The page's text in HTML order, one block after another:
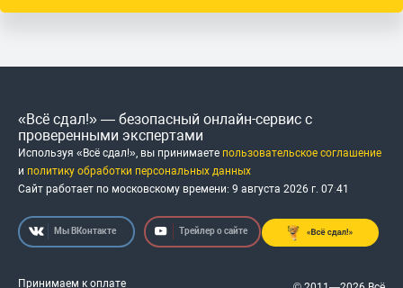
«Всё сдал!» — безопасный онлайн-сервис с
проверенными экспертами
Используя «Всё сдал!», вы принимаете пользовательское соглашение
и политику обработки персональных данных
Сайт работает по московскому времени: 9 августа 2026 г. 07:41
Мы ВКонтакте Трейлер о сайте
Принимаем к оплате